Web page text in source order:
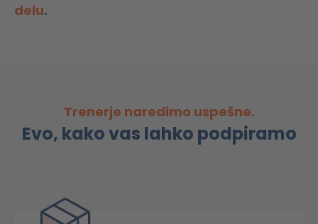
delu.
Trenerje naredimo uspešne.
Evo, kako vas lahko podpiramo